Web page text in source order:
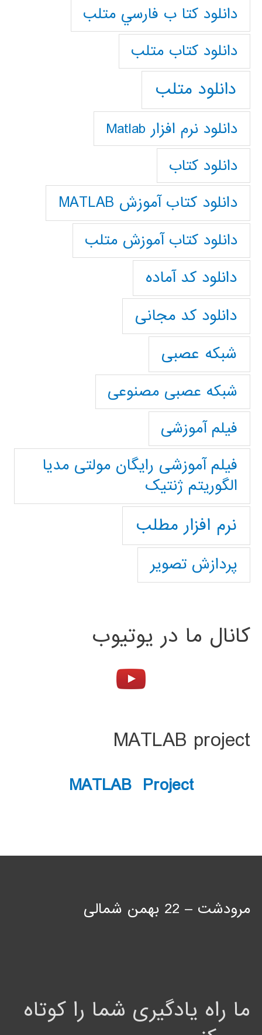
دانلود كتا ب فارسي متلب
دانلود كتاب متلب
دانلود متلب
دانلود نرم افزار Matlab
دانلود کتاب
دانلود کتاب آموزش MATLAB
دانلود کتاب آموزش متلب
دانلود کد آماده
دانلود کد مجانی
شبکه عصبی
شبکه عصبی مصنوعی
فیلم آموزشی
فیلم آموزشی رایگان مولتی مدیا
الگوریتم ژنتیک
نرم افزار مطلب
پردازش تصویر
کانال ما در یوتیوب
MATLAB project
MATLAB Project
مرودشت – 22 بهمن شمالی
ما راه یادگیری شما را کوتاه